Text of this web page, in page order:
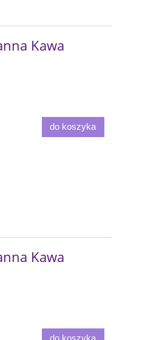
Kawa
do koszyka
Kawa